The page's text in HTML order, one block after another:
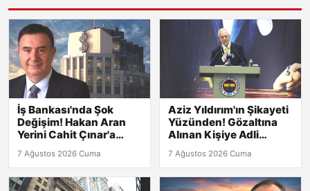
İş Bankası'nda Şok
Değişim! Hakan Aran
Yerini Cahit Çınar'a
Bıraktı
7 Ağustos 2026 Cuma
Aziz Yıldırım'ın Şikayeti
Yüzünden! Gözaltına
Alınan Kişiye Adli
Kontrol
7 Ağustos 2026 Cuma